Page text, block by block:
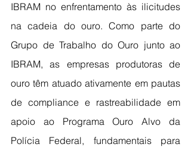
IBRAM no enfrentamento às ilicitudes
na cadeia do ouro. Como parte do
Grupo de Trabalho do Ouro junto ao
IBRAM, as empresas produtoras de
ouro têm atuado ativamente em pautas
de compliance e rastreabilidade em
apoio ao Programa Ouro Alvo da
Polícia Federal, fundamentais para